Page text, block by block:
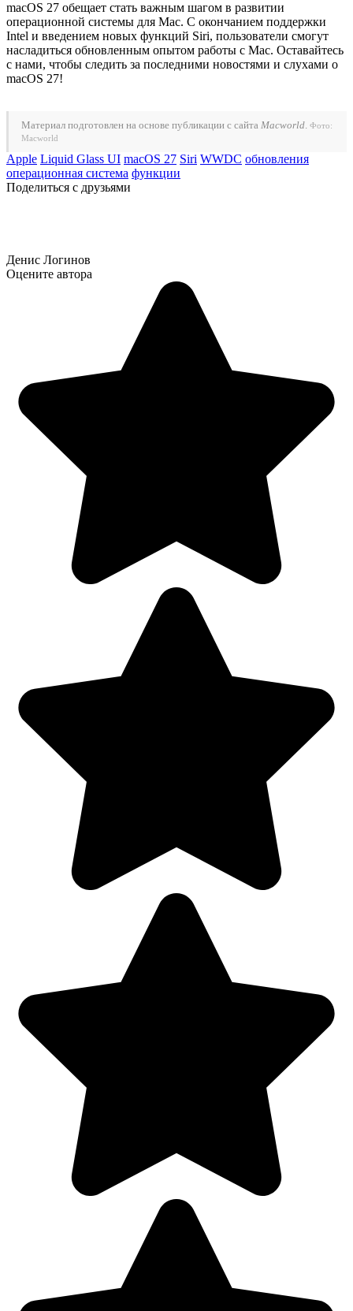
macOS 27 обещает стать важным шагом в развитии
операционной системы для Mac. С окончанием поддержки
Intel и введением новых функций Siri, пользователи смогут
насладиться обновленным опытом работы с Mac. Оставайтесь
с нами, чтобы следить за последними новостями и слухами о
macOS 27!
Материал подготовлен на основе публикации с сайта Macworld. Фото:
Macworld
Apple Liquid Glass UI macOS 27 Siri WWDC обновления
операционная система функции
Поделиться с друзьями
Денис Логинов
Оцените автора